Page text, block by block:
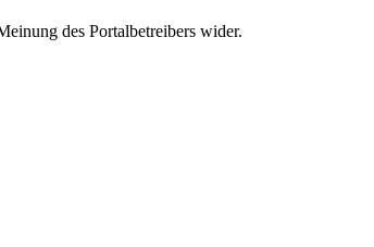
des Portalbetreibers wider.